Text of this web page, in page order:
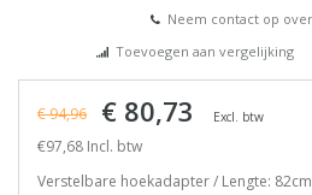
Neem contact op
Toevoegen aan vergelijking
€ 94,96 € 80,73 Excl. btw
€97,68 Incl. btw
Verstelbare hoekadapter / Lengte: 82cm